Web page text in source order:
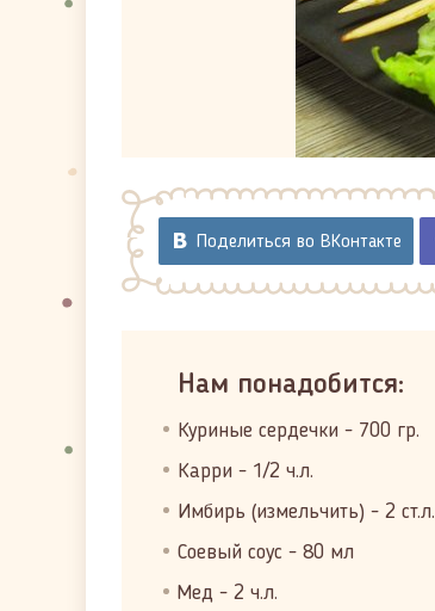
Поделиться во ВКонтакте
Нам понадобится:
Куриные сердечки - 700 гр.
Карри - 1/2 ч.л.
Имбирь (измельчить) - 2 ст.л.
Соевый соус - 80 мл
Мед - 2 ч.л.